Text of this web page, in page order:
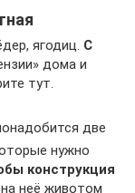
ягодиц. С
дома и
тут.
две
нужно
конструкция
неё животом